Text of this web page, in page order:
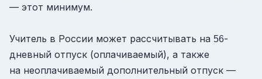
— этот минимум.
Учитель в России может рассчитывать на 56-
дневный отпуск (оплачиваемый), а также
на неоплачиваемый дополнительный отпуск —